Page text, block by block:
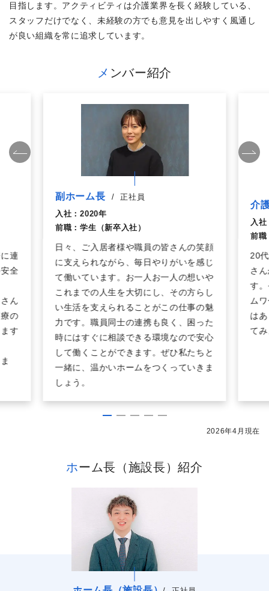
目指します。アクティビティは介護業界を長く経験している、
スタッフだけでなく、未経験の方でも意見を出しやすく風通し
が良い組織を常に追求しています。
メンバー紹介
連
全
ん
の
す
副ホーム長 /
正社員
入社： 2020年
前職： 学生（新卒入社）
日々、ご入居者様や職員の皆さんの笑顔
に支えられながら、毎日やりがいを感じ
て働いています。お一人お一人の想いや
これまでの人生を大切にし、その方らし
い生活を支えられることがこの仕事の魅
力です。職員同士の連携も良く、困った
時にはすぐに相談できる環境なので安心
して働くことができます。ぜひ私たちと
一緒に、温かいホームをつくっていきま
しょう。
介
入社
前職
20
さ
す
ム
は
て
2026年4月現在
ホーム長（施設長）紹介